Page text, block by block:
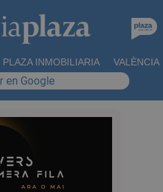
PLAZA INMOBILIARIA VALÈNCIA
en Google